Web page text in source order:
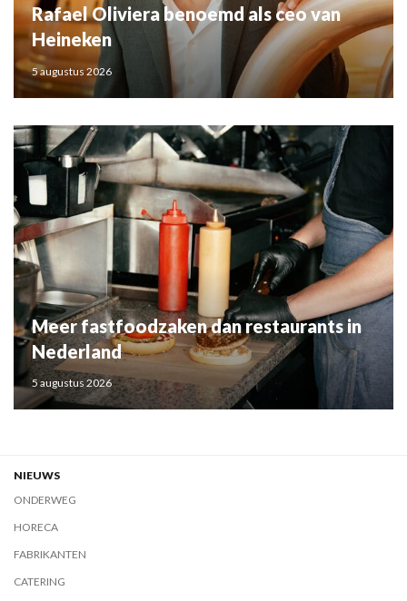
Rafael Oliviera benoemd als ceo van
Heineken
5 augustus 2026
Meer fastfoodzaken dan restaurants in
Nederland
5 augustus 2026
NIEUWS
ONDERWEG
HORECA
FABRIKANTEN
CATERING